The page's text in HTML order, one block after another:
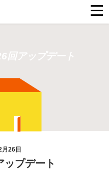
回アップデート
26日
ップデート